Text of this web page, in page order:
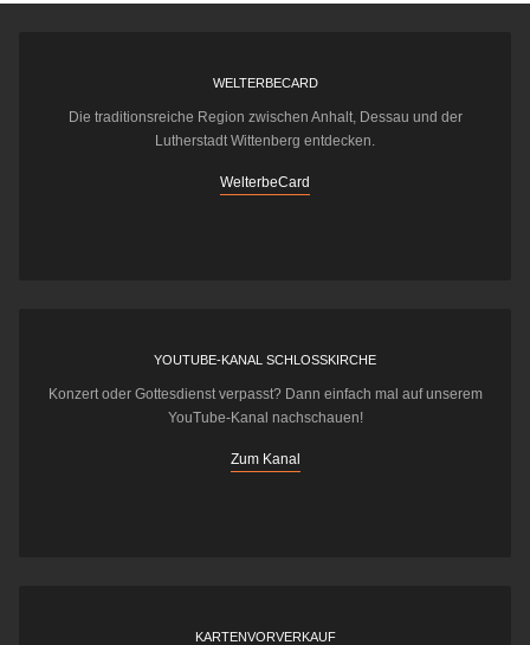
WELTERBECARD
Die traditionsreiche Region zwischen Anhalt, Dessau und der
Lutherstadt Wittenberg entdecken.
WelterbeCard
YOUTUBE-KANAL SCHLOSSKIRCHE
Konzert oder Gottesdienst verpasst? Dann einfach mal auf unserem
YouTube-Kanal nachschauen!
Zum Kanal
KARTENVORVERKAUF